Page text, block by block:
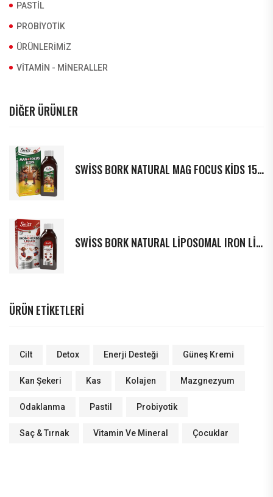
PASTIL
PROBIYOTIK
ÜRÜNLERIMIZ
VITAMIN - MINERALLER
DIĞER ÜRÜNLER
SWISS BORK NATURAL MAG FOCUS KIDS 150 ML
SWISS BORK NATURAL LIPOSOMAL IRON LIQUID 150 ML
ÜRÜN ETIKETLERI
Cilt Detox Enerji Desteği Güneş Kremi
Kan Şekeri Kas Kolajen Mazgnezyum
Odaklanma Pastil Probiyotik
Saç & Tırnak Vitamin Ve Mineral Çocuklar